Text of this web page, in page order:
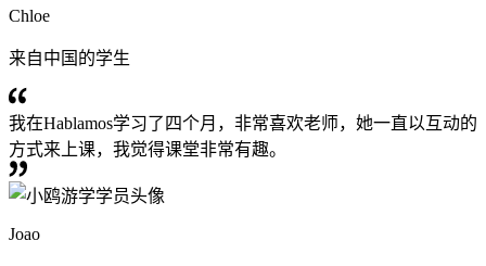
Chloe
来自中国的学生
我在Hablamos学习了四个月，非常喜欢老师，她一直以互动的
方式来上课，我觉得课堂非常有趣。
Joao